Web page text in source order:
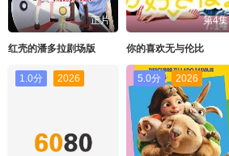
正片
红壳的潘多拉剧场版
第4集
你的喜欢无与伦比
1.0分 2026 5.0分 2026